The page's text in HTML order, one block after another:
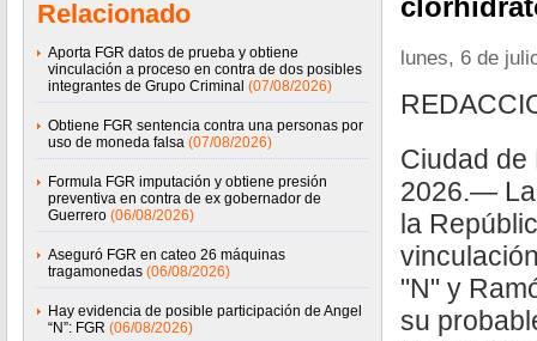
Relacionado
Aporta FGR datos de prueba y obtiene
vinculación a proceso en contra de dos posibles
integrantes de Grupo Criminal (07/08/2026)
Obtiene FGR sentencia contra una personas por
uso de moneda falsa (07/08/2026)
Formula FGR imputación y obtiene presión
preventiva en contra de ex gobernador de
Guerrero (06/08/2026)
Aseguró FGR en cateo 26 máquinas
tragamonedas (06/08/2026)
Hay evidencia de posible participación de Angel
“N”: FGR (06/08/2026)
lunes, 6 de
Ciudad de
2026.—
la
"N" y
su